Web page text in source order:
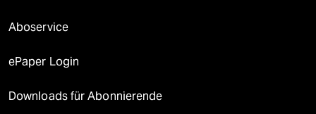
Aboservice
ePaper Login
Downloads für Abonnierende